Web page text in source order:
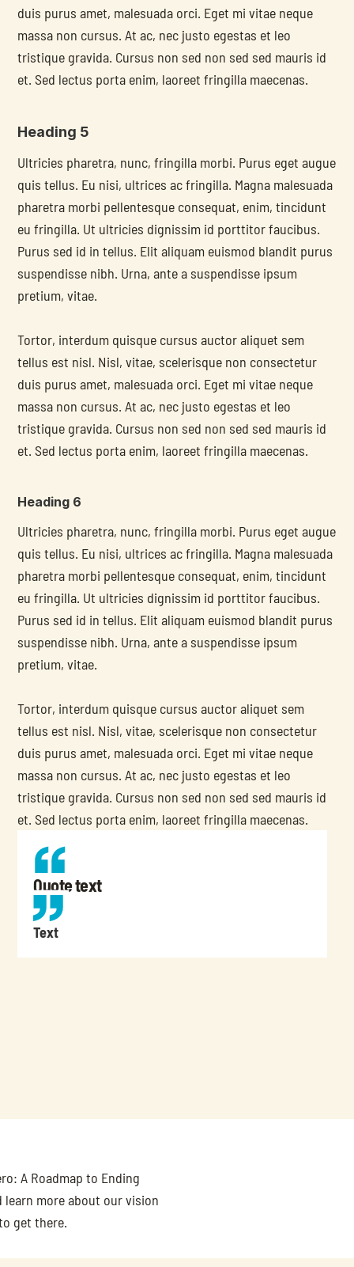
Quote text
Text
duis purus amet, malesuada orci. Eget mi vitae neque
massa non cursus. At ac, nec justo egestas et leo
tristique gravida. Cursus non sed non sed sed mauris id
et. Sed lectus porta enim, laoreet fringilla maecenas.
Heading 5
Ultricies pharetra, nunc, fringilla morbi. Purus eget augue
quis tellus. Eu nisi, ultrices ac fringilla. Magna malesuada
pharetra morbi pellentesque consequat, enim, tincidunt
eu fringilla. Ut ultricies dignissim id porttitor faucibus.
Purus sed id in tellus. Elit aliquam euismod blandit purus
suspendisse nibh. Urna, ante a suspendisse ipsum
pretium, vitae.
Tortor, interdum quisque cursus auctor aliquet sem
tellus est nisl. Nisl, vitae, scelerisque non consectetur
duis purus amet, malesuada orci. Eget mi vitae neque
massa non cursus. At ac, nec justo egestas et leo
tristique gravida. Cursus non sed non sed sed mauris id
et. Sed lectus porta enim, laoreet fringilla maecenas.
Heading 6
Ultricies pharetra, nunc, fringilla morbi. Purus eget augue
quis tellus. Eu nisi, ultrices ac fringilla. Magna malesuada
pharetra morbi pellentesque consequat, enim, tincidunt
eu fringilla. Ut ultricies dignissim id porttitor faucibus.
Purus sed id in tellus. Elit aliquam euismod blandit purus
suspendisse nibh. Urna, ante a suspendisse ipsum
pretium, vitae.
Tortor, interdum quisque cursus auctor aliquet sem
tellus est nisl. Nisl, vitae, scelerisque non consectetur
duis purus amet, malesuada orci. Eget mi vitae neque
massa non cursus. At ac, nec justo egestas et leo
tristique gravida. Cursus non sed non sed sed mauris id
et. Sed lectus porta enim, laoreet fringilla maecenas.
A Roadmap to Ending
learn more about our vision
get there.